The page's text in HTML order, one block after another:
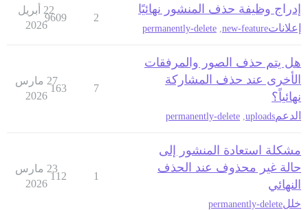
إدراج وظيفة حذف المنشور نهائيًا
إعلاناتnew-feature
permanently-delete
2
9609
22 أبريل
2026
هل يتم حذف الصور والمرفقات
الأخرى عند حذف المشاركة
نهائياً؟
الدعمuploads
permanently-delete
7
163
27 مارس
2026
مشكلة استعادة المنشور إلى
حالة غير محذوف عند الحذف
النهائي
خللpermanently-delete
1
112
23 مارس
2026